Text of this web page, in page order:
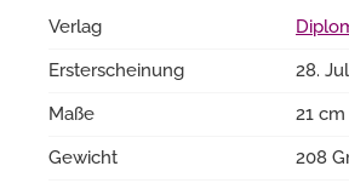
Verlag
Ersterscheinung
28.
Maße
21
Gewicht
208